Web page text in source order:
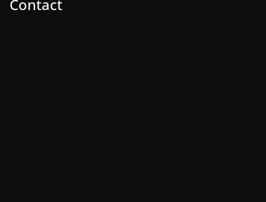
Contact